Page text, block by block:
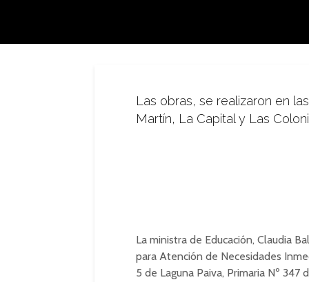
Las obras, se realizaron en
Martín, La Capital y Las
La ministra de Educación, Claudia
para Atención de Necesidades
5 de Laguna Paiva, Primaria Nº 347